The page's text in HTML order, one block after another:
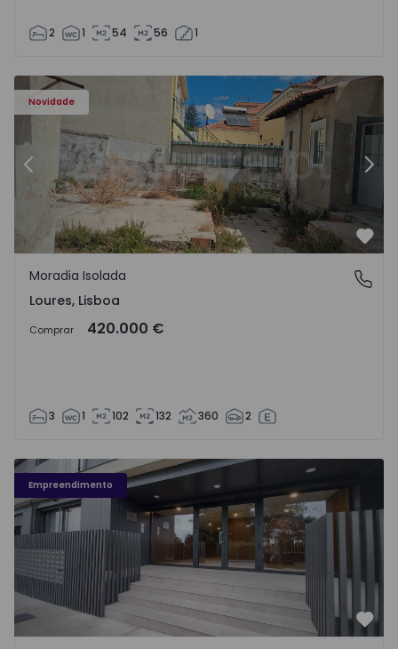
2 1 54 56 1
Novidade
Moradia Isolada T3 Loures - 1574853 - 19
Anterior
Loures, Lisboa
Moradia Isolada
Loures, Lisboa
Comprar 420.000 €
3 1 102 132 360 2
Empreendimento
Caulinos Residence - 1